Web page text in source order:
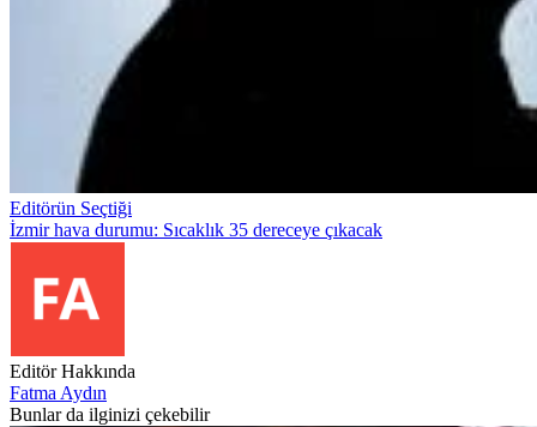
Editörün Seçtiği
İzmir hava durumu: Sıcaklık 35 dereceye çıkacak
Editör Hakkında
Fatma Aydın
Bunlar da ilginizi çekebilir